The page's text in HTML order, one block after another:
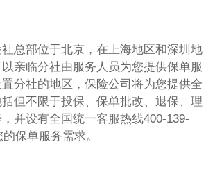
总部位于北京，在上海地区和深圳地
亲临分社由服务人员为您提供保单服
分社的地区，保险公司将为您提供全
但不限于投保、保单批改、退保、理
并设有全国统一客服热线400-139-
保单服务需求。